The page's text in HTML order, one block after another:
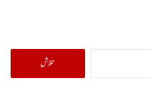
تلاش
کریں